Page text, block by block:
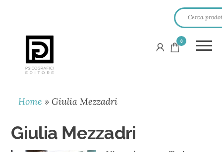
PSICOGRAFICI
EDITORE
0
Home » Giulia Mezzadri
Giulia Mezzadri